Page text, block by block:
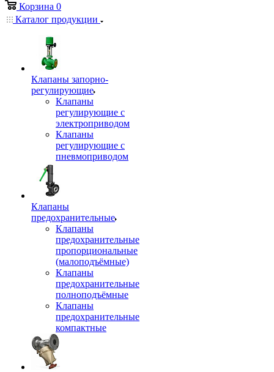
Корзина 0
Каталог продукции
Клапаны запорно-
регулирующие
Клапаны
регулирующие с
электроприводом
Клапаны
регулирующие с
пневмоприводом
Клапаны
предохранительные
Клапаны
предохранительные
пропорциональные
(малоподъёмные)
Клапаны
предохранительные
полноподъёмные
Клапаны
предохранительные
компактные